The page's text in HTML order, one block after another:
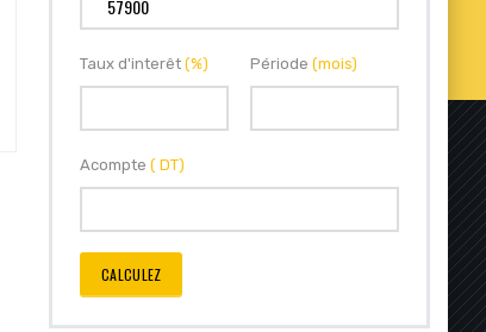
Taux d'interêt (%) Période (mois)
Acompte ( DT)
CALCULEZ